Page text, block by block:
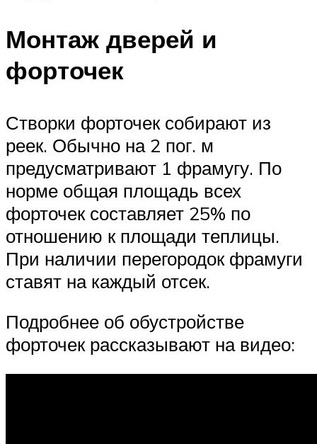
Монтаж дверей и
форточек
Створки форточек собирают из
реек. Обычно на 2 пог. м
предусматривают 1 фрамугу. По
норме общая площадь всех
форточек составляет 25% по
отношению к площади теплицы.
При наличии перегородок фрамуги
ставят на каждый отсек.
Подробнее об обустройстве
форточек рассказывают на видео: